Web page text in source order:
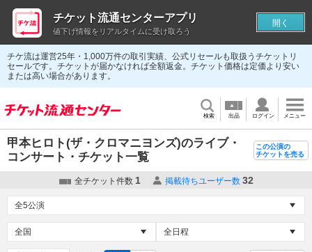
チケ流は運営25年・1,000万件の取引実績、公式リセールも取扱うチケットリ
セールです。チケットが届かなければ全額返金。チケット価格は定価より安い
または高い場合があります。
検索 出品 ログイン メニュー
甲本ヒロト(ザ・クロマニヨンズ)のライブ・
コンサート・チケット一覧
この公演の
チケットを売る
全チケット件数 1 掲載待ちユーザー数 32
チケット流通センターアプリ
値下げ情報をリアルタイムに受け取ろう
開く